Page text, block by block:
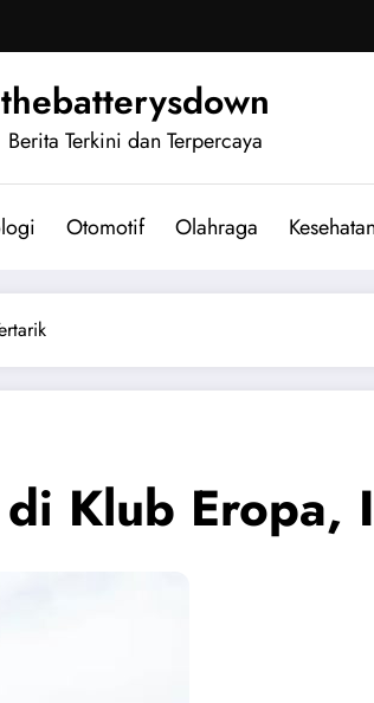
thebatterysdown
Berita Terkini dan Terpercaya
Otomotif Olahraga Kesehatan
Klub Eropa,